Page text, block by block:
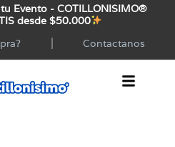
Evento - COTILLONISIMO®
desde $50.000
Contactanos